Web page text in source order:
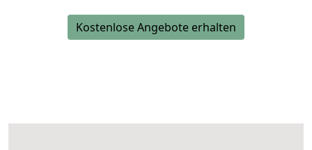
Kostenlose Angebote erhalten